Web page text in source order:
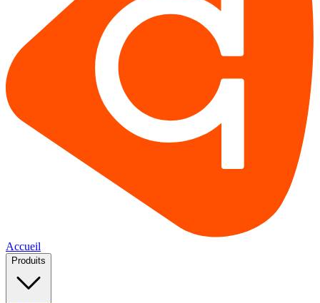
Accueil
Produits